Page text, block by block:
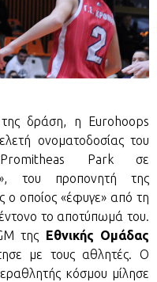
δράση, η Eurohoops
ονοματοδοσίας του
Park σε
του προπονητή της
οποίος «έφυγε» από τη
το αποτύπωμά του.
της Εθνικής Ομάδας
με τους αθλητές. Ο
κόσμου μίλησε